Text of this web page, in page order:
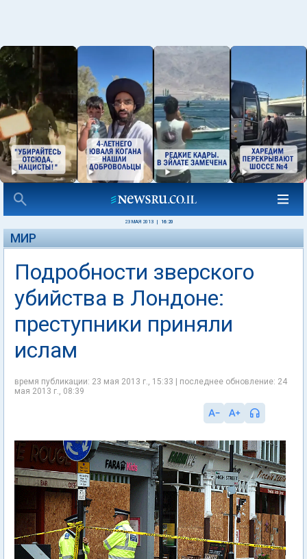
23 МАЯ 2013 16:20
МИР
Подробности зверского
убийства в Лондоне:
преступники приняли
ислам
время публикации: 23 мая 2013 г., 15:33 | последнее обновление: 24
мая 2013 г., 08:39